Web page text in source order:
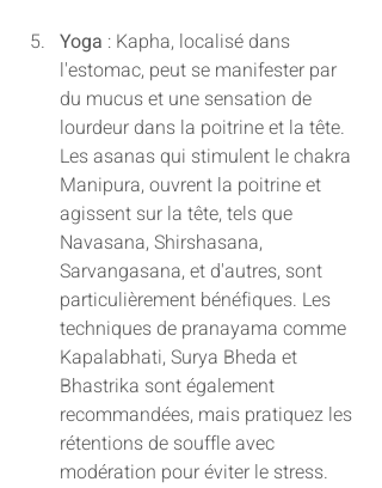
Yoga : Kapha, localisé dans
l'estomac, peut se manifester par
du mucus et une sensation de
lourdeur dans la poitrine et la tête.
Les asanas qui stimulent le chakra
Manipura, ouvrent la poitrine et
agissent sur la tête, tels que
Navasana, Shirshasana,
Sarvangasana, et d'autres, sont
particulièrement bénéfiques. Les
techniques de pranayama comme
Kapalabhati, Surya Bheda et
Bhastrika sont également
recommandées, mais pratiquez les
rétentions de souffle avec
modération pour éviter le stress.